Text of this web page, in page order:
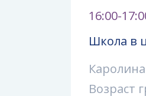
16:00-
Школа в
Возраст